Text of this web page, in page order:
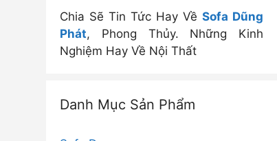
Chia Sẽ Tin Tức Hay Về Sofa Dũng
Phát, Phong Thủy. Những Kinh
Nghiệm Hay Về Nội Thất
Danh Mục Sản Phẩm